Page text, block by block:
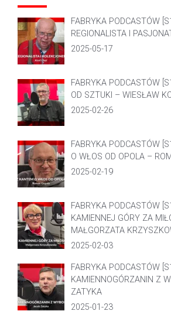
FABRYKA PODCASTÓW
REGIONALISTA I
2025-05-17
FABRYKA PODCASTÓW
OD SZTUKI – WIESŁAW
2025-02-26
FABRYKA PODCASTÓW
O WŁOS OD OPOLA –
2025-02-19
FABRYKA PODCASTÓW
KAMIENNEJ GÓRY ZA
MAŁGORZATA
2025-02-03
FABRYKA PODCASTÓW
KAMIENNOGÓRZANIN Z
ZATYKA
2025-01-23